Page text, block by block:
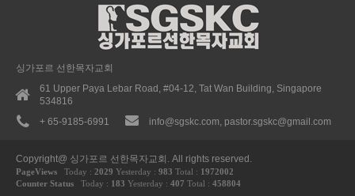
싱가포르 선한목자교회
61 Upper Paya Lebar Road, #04-12, Tat Wan Building, Singapore
534816
+ 65-9185-6991
info@sgskc.com, pastor.sgskc@gmail.com
Copyright@ 싱가포르 선한목자교회. All rights reserved.
PageViews Today : 2029 Yesterday : 983 Total : 1972002
Counter Status Today : 183 Yesterday : 407 Total : 458804